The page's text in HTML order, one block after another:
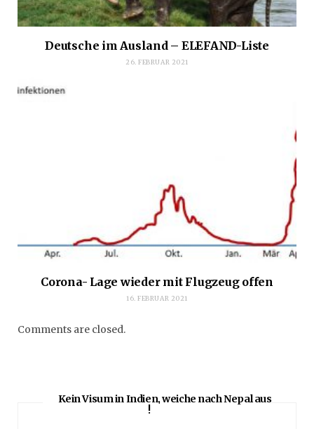
Deutsche im Ausland – ELEFAND-Liste
26. FEBRUAR 2021
Corona- Lage wieder mit Flugzeug offen
16. FEBRUAR 2021
Comments are closed.
Kein Visum in Indien, weiche nach Nepal aus
!